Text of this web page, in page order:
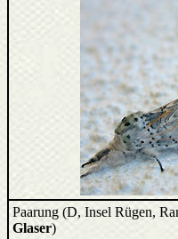
Paarung (D, Insel Rügen,
Glaser)